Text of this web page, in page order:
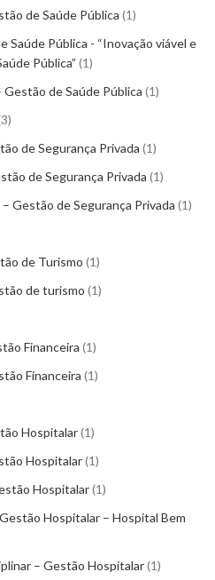
de Saúde Pública 1
Pública - “Inovação viável e
Pública” 1
de Saúde Pública 1
3
de Segurança Privada 1
de Segurança Privada 1
Gestão de Segurança Privada 1
de Turismo 1
de turismo 1
Financeira 1
Financeira 1
Hospitalar 1
Hospitalar 1
Hospitalar 1
Hospitalar – Hospital Bem
– Gestão Hospitalar 1